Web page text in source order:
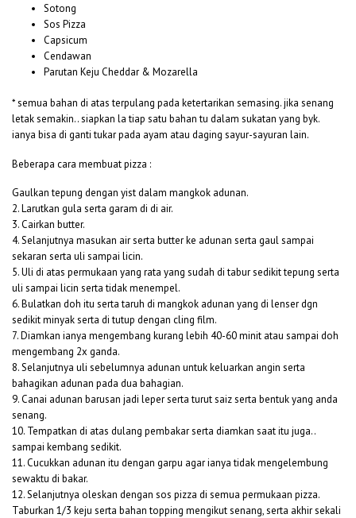
Sotong
Sos Pizza
Capsicum
Cendawan
Parutan Keju Cheddar & Mozarella
* semua bahan di atas terpulang pada ketertarikan semasing. jika senang
letak semakin.. siapkan la tiap satu bahan tu dalam sukatan yang byk.
ianya bisa di ganti tukar pada ayam atau daging sayur-sayuran lain.
Beberapa cara membuat pizza :
Gaulkan tepung dengan yist dalam mangkok adunan.
2. Larutkan gula serta garam di di air.
3. Cairkan butter.
4. Selanjutnya masukan air serta butter ke adunan serta gaul sampai
sekaran serta uli sampai licin.
5. Uli di atas permukaan yang rata yang sudah di tabur sedikit tepung serta
uli sampai licin serta tidak menempel.
6. Bulatkan doh itu serta taruh di mangkok adunan yang di lenser dgn
sedikit minyak serta di tutup dengan cling film.
7. Diamkan ianya mengembang kurang lebih 40-60 minit atau sampai doh
mengembang 2x ganda.
8. Selanjutnya uli sebelumnya adunan untuk keluarkan angin serta
bahagikan adunan pada dua bahagian.
9. Canai adunan barusan jadi leper serta turut saiz serta bentuk yang anda
senang.
10. Tempatkan di atas dulang pembakar serta diamkan saat itu juga..
sampai kembang sedikit.
11. Cucukkan adunan itu dengan garpu agar ianya tidak mengelembung
sewaktu di bakar.
12. Selanjutnya oleskan dengan sos pizza di semua permukaan pizza.
Taburkan 1/3 keju serta bahan topping mengikut senang, serta akhir sekali